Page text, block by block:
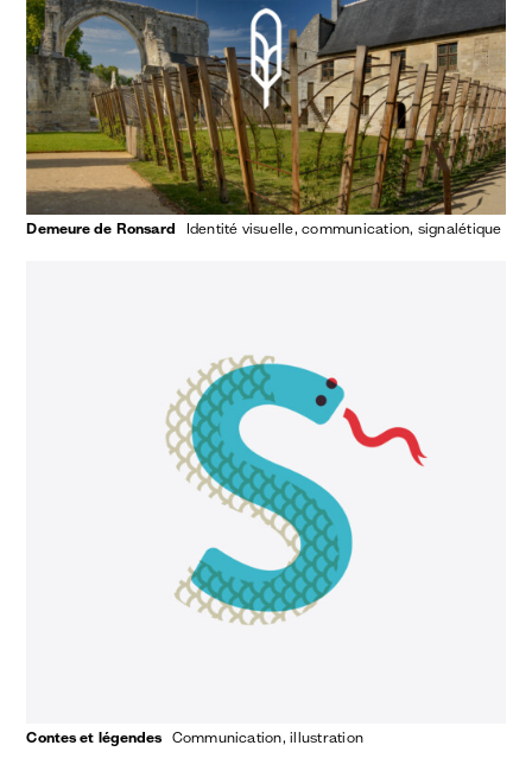
Demeure de Ronsard identité visuelle communication signalétique
Contes et légendes communication illustration